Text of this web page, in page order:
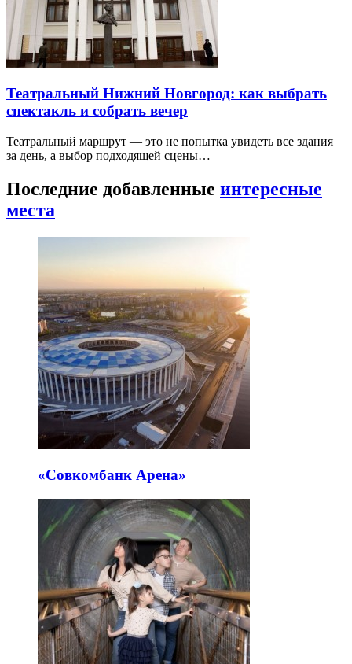
Театральный Нижний Новгород: как выбрать
спектакль и собрать вечер
Театральный маршрут — это не попытка увидеть все здания
за день, а выбор подходящей сцены…
Последние добавленные интересные
места
«Совкомбанк Арена⁠»